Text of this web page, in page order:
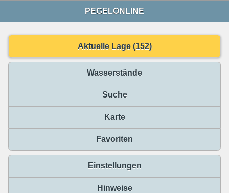
PEGELONLINE
Aktuelle Lage (152)
Wasserstände
Suche
Karte
Favoriten
Einstellungen
Hinweise